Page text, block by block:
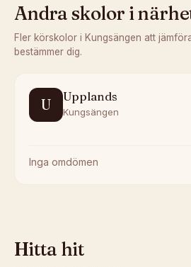
Andra skolor i
Fler körskolor i Kungsängen att
bestämmer dig.
U Upplands
Kungsängen
Inga omdömen
Hitta hit